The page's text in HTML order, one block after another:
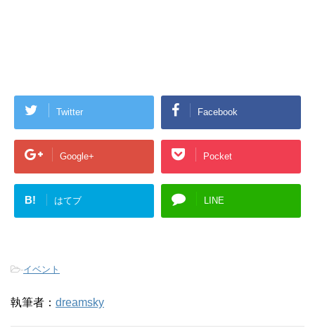
Twitter Facebook
Google+ Pocket
B! はてブ LINE
-イベント
執筆者： dreamsky